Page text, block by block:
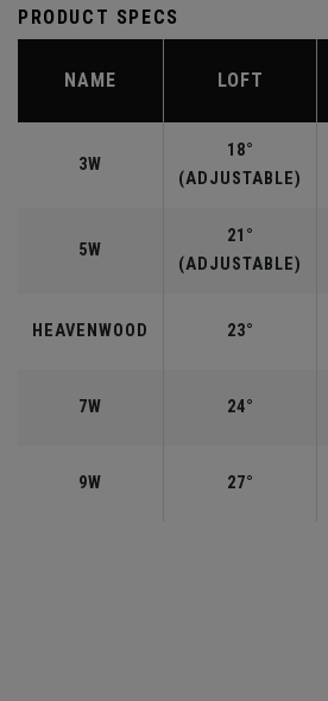
PRODUCT SPECS
NAME LOFT
3W
18°
(ADJUSTABLE)
5W
21°
(ADJUSTABLE)
HEAVENWOOD 23°
7W 24°
9W 27°